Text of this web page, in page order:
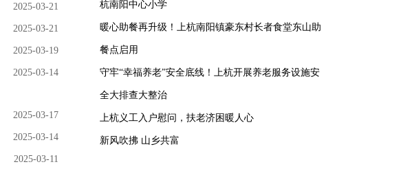
2025-03-21
2025-03-21
2025-03-19
2025-03-14
2025-03-17
2025-03-14
2025-03-11
杭南阳中心小学
暖心助餐再升级！上杭南阳镇豪东村长者食堂东山助
餐点启用
守牢“幸福养老”安全底线！上杭开展养老服务设施安
全大排查大整治
上杭义工入户慰问，扶老济困暖人心
新风吹拂 山乡共富